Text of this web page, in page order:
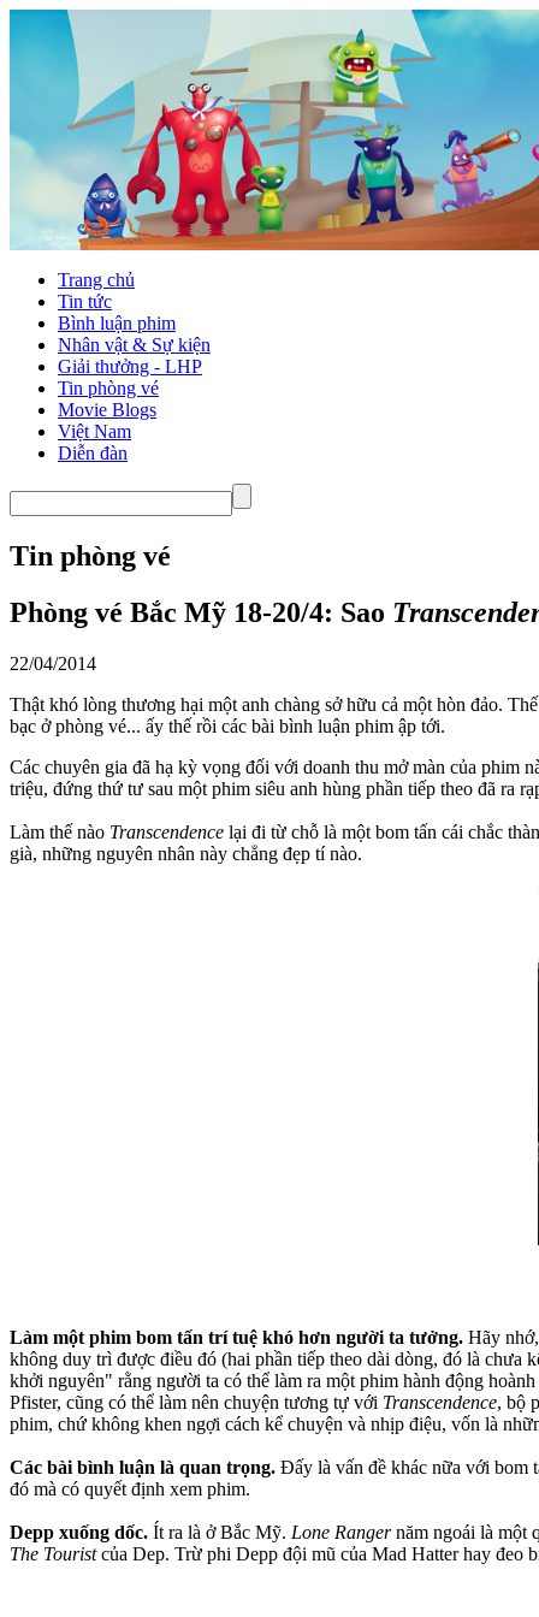
Trang chủ
Tin tức
Bình luận phim
Nhân vật & Sự kiện
Giải thưởng - LHP
Tin phòng vé
Movie Blogs
Việt Nam
Diễn đàn
Tin phòng vé
Phòng vé Bắc Mỹ 18-20/4: Sao
22/04/2014
Thật khó lòng thương hại một anh chàng sở hữu cả một hòn đảo.
bạc ở phòng vé... ấy thế rồi các bài bình luận phim ập tới.
Các chuyên gia đã hạ kỳ vọng đối với doanh thu mở màn của phim
triệu, đứng thứ tư sau một phim siêu anh hùng phần tiếp theo đã ra
Làm thế nào Transcendence lại đi từ chỗ là một bom tấn cái chắc
già, những nguyên nhân này chẳng đẹp tí nào.
Làm một phim bom tấn trí tuệ khó hơn người ta tưởng. Hãy
không duy trì được điều đó (hai phần tiếp theo dài dòng, đó là chưa
khởi nguyên" rằng người ta có thể làm ra một phim hành động
Pfister, cũng có thể làm nên chuyện tương tự với Transcendence, bộ
phim, chứ không khen ngợi cách kể chuyện và nhịp điệu, vốn là
Các bài bình luận là quan trọng. Đấy là vấn đề khác nữa với bom
đó mà có quyết định xem phim.
Depp xuống dốc. Ít ra là ở Bắc Mỹ. Lone Rangernăm ngoái là một
The Touristcủa Dep. Trừ phi Depp đội mũ của Mad Hatter hay đeo